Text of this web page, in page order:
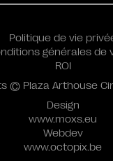
Design
www.moxs.eu
Webdev
www.octopix.be
Politique de vie
générales de
ROI
© Plaza Arthouse